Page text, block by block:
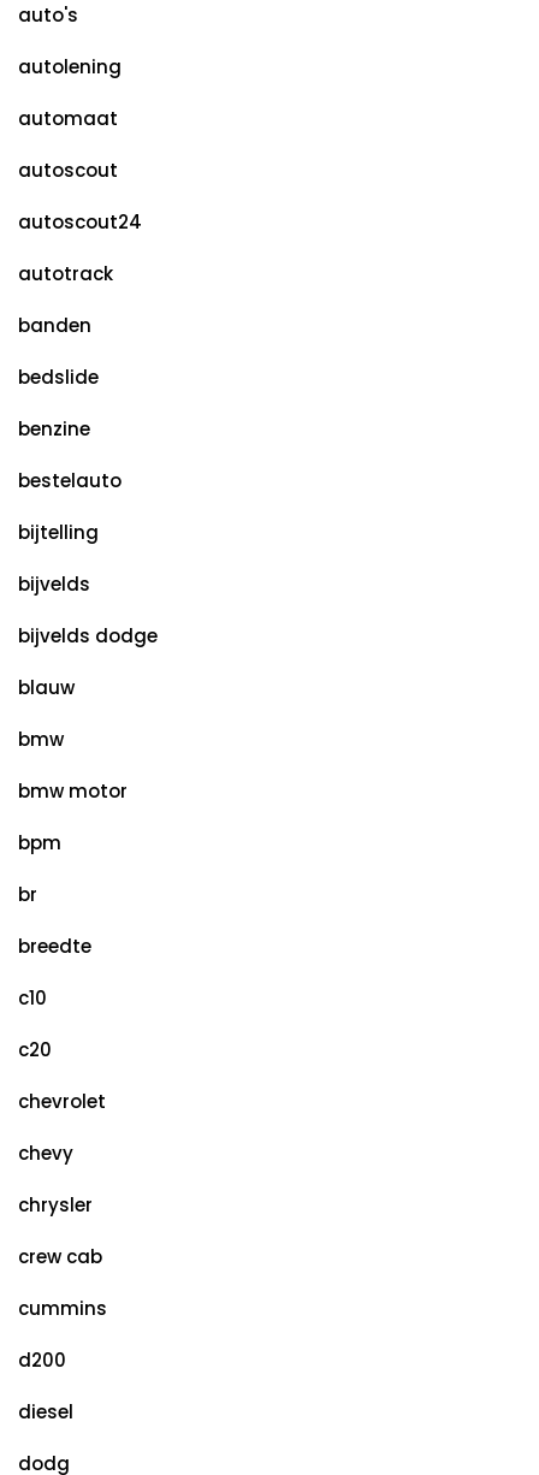
auto's
autolening
automaat
autoscout
autoscout24
autotrack
banden
bedslide
benzine
bestelauto
bijtelling
bijvelds
bijvelds dodge
blauw
bmw
bmw motor
bpm
br
breedte
c10
c20
chevrolet
chevy
chrysler
crew cab
cummins
d200
diesel
dodg